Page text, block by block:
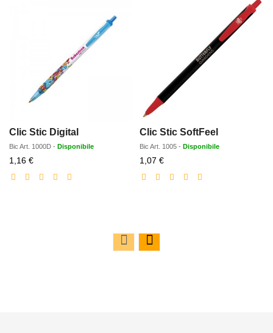
Clic Stic Digital
Bic Art. 1000D - Disponibile
1,16 €Prezzo
scontato
Clic Stic SoftFeel
Bic Art. 1005 - Disponibile
1,07 €Prezzo
scontato